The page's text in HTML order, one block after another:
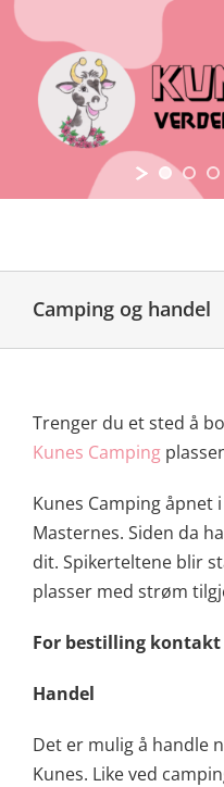
Skip
content
Camping og handel
Trenger du et sted å
Kunes Camping
Kunes Camping åpnet
Masternes. Siden da
dit. Spikerteltene blir
plasser med strøm
For bestilling kontakt
Handel
Det er mulig å handle
Kunes. Like ved